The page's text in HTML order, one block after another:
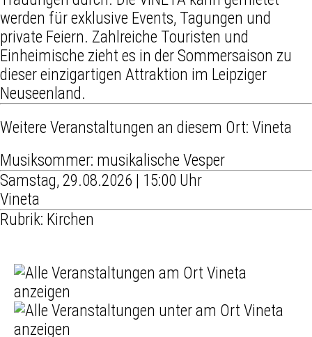
werden für exklusive Events, Tagungen und
private Feiern. Zahlreiche Touristen und
Einheimische zieht es in der Sommersaison zu
dieser einzigartigen Attraktion im Leipziger
Neuseenland.
Weitere Veranstaltungen an diesem Ort: Vineta
Musiksommer: musikalische Vesper
Samstag, 29.08.2026 | 15:00 Uhr
Vineta
Rubrik: Kirchen